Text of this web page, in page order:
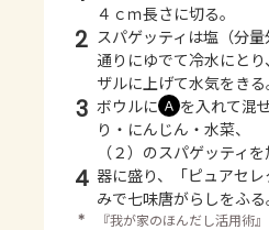
４ｃｍ長さに切る。
2 スパゲッティは塩（分
通りにゆでて冷水にとり、
ザルに上げて水気をきる
3 ボウルに Ａ を入れて混
り・にんじん・水菜、
（２）のスパゲッティ
4 器に盛り、「ピュアセ
みで七味唐がらしをふる
＊ 『我が家のほんだし活用術